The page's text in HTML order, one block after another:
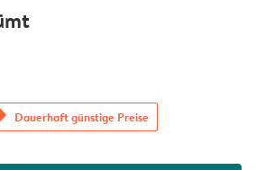
Dauerhaft günstige Preise